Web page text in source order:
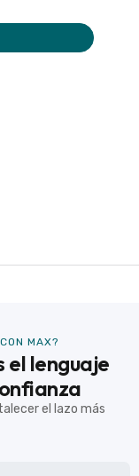
MAX?
el lenguaje
el lazo más